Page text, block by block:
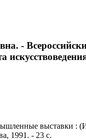
-
выставки :
1991. - 23 с.